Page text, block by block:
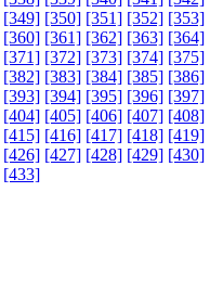
[349] [350] [351] [352] [353]
[360] [361] [362] [363] [364]
[371] [372] [373] [374] [375]
[382] [383] [384] [385] [386]
[393] [394] [395] [396] [397]
[404] [405] [406] [407] [408]
[415] [416] [417] [418] [419]
[426] [427] [428] [429] [430]
[433]